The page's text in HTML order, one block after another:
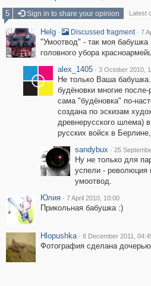
5
Sign in to share your opinion Latest
Helg · Discussed fragment · 7
"Умоотвод" - так моя бабушка
головного убора
alex_1405 · 3 October 2010,
Не только Ваша
будёновки многие
сама "будёновка" по-
создана по эскизам
древнерусского шлема)
русских войск в
sandybux · 25
Ну не только для
успели - революция
умоотвод.
Юлия · 7 April 2010, 10:00
Прикольная бабушка :)
Hlopushka · 8 December 2011,
Фотография сделана